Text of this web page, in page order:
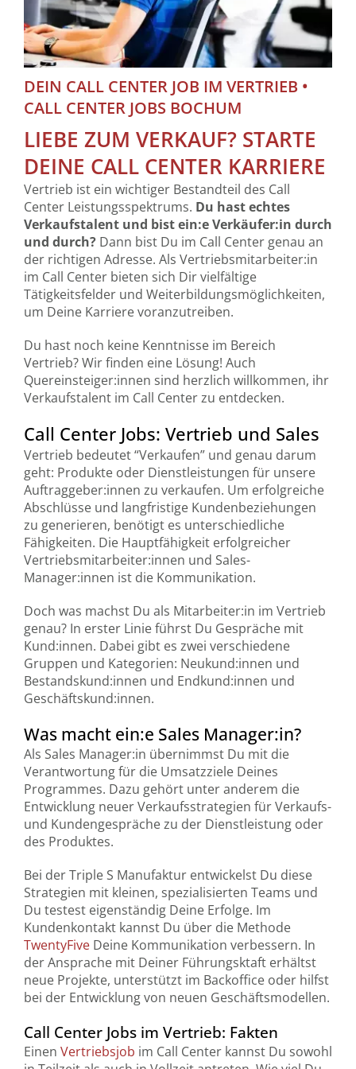
DEIN CALL CENTER JOB IM VERTRIEB •
CALL CENTER JOBS BOCHUM
LIEBE ZUM VERKAUF? STARTE
DEINE CALL CENTER KARRIERE
Vertrieb ist ein wichtiger Bestandteil des Call
Center Leistungsspektrums. Du hast echtes
Verkaufstalent und bist ein:e Verkäufer:in durch
und durch?Dann bist Du im Call Center genau an
der richtigen Adresse. Als Vertriebsmitarbeiter:in
im Call Center bieten sich Dir vielfältige
Tätigkeitsfelder und Weiterbildungsmöglichkeiten,
um Deine Karriere voranzutreiben.
Du hast noch keine Kenntnisse im Bereich
Vertrieb? Wir finden eine Lösung! Auch
Quereinsteiger:innen sind herzlich willkommen, ihr
Verkaufstalent im Call Center zu entdecken.
Call Center Jobs: Vertrieb und Sales
Vertrieb bedeutet “Verkaufen” und genau darum
geht: Produkte oder Dienstleistungen für unsere
Auftraggeber:innen zu verkaufen. Um erfolgreiche
Abschlüsse und langfristige Kundenbeziehungen
zu generieren, benötigt es unterschiedliche
Fähigkeiten. Die Hauptfähigkeit erfolgreicher
Vertriebsmitarbeiter:innen und Sales-
Manager:innen ist die Kommunikation.
Doch was machst Du als Mitarbeiter:in im Vertrieb
genau? In erster Linie führst Du Gespräche mit
Kund:innen. Dabei gibt es zwei verschiedene
Gruppen und Kategorien: Neukund:innen und
Bestandskund:innen und Endkund:innen und
Geschäftskund:innen.
Was macht ein:e Sales Manager:in?
Als Sales Manager:in übernimmst Du mit die
Verantwortung für die Umsatzziele Deines
Programmes. Dazu gehört unter anderem die
Entwicklung neuer Verkaufsstrategien für Verkaufs-
und Kundengespräche zu der Dienstleistung oder
des Produktes.
Bei der Triple S Manufaktur entwickelst Du diese
Strategien mit kleinen, spezialisierten Teams und
Du testest eigenständig Deine Erfolge. Im
Kundenkontakt kannst Du über die Methode
TwentyFiveDeine Kommunikation verbessern. In
der Ansprache mit Deiner Führungsktaft erhältst
neue Projekte, unterstützt im Backoffice oder hilfst
bei der Entwicklung von neuen Geschäftsmodellen.
Call Center Jobs im Vertrieb: Fakten
Einen Vertriebsjob im Call Center kannst Du sowohl